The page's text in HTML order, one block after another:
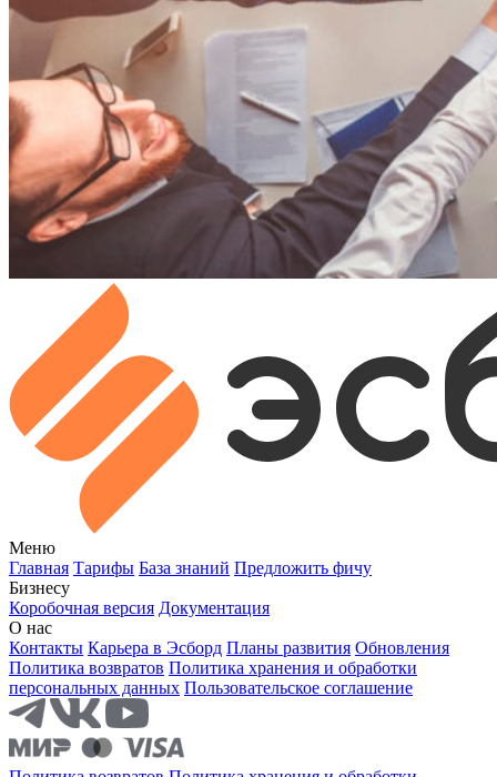
Меню
Главная Тарифы База знаний Предложить фичу
Бизнесу
Коробочная версия Документация
О нас
Контакты Карьера в Эсборд Планы развития Обновления
Политика возвратов Политика хранения и обработки
персональных данных Пользовательское соглашение